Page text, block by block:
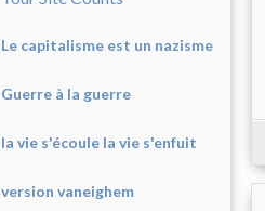
Le capitalisme est un nazisme
Guerre à la guerre
la vie s'écoule la vie s'enfuit
version vaneighem